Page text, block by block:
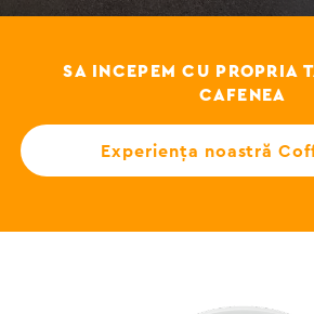
SA INCEPEM CU PROPRIA
CAFENEA
Experiența noastră